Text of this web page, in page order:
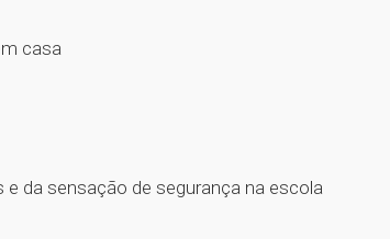
casa
da sensação de segurança na escola